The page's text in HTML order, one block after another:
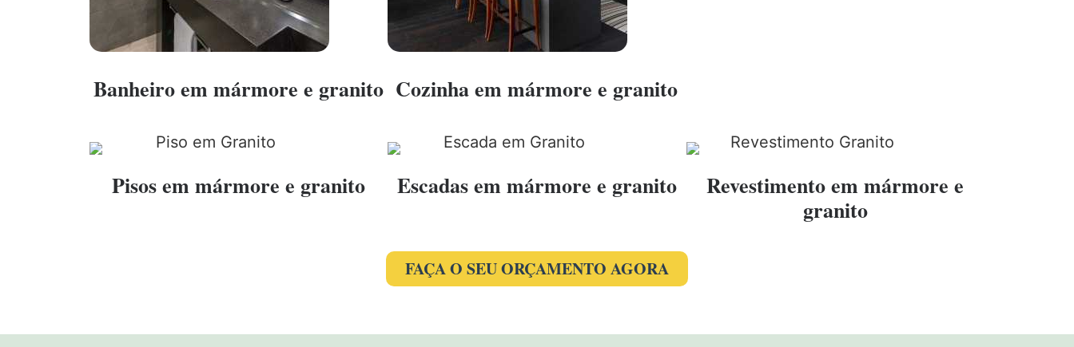
Banheiro em mármore e granito Cozinha em mármore e granito
Pisos em mármore e granito Escadas em mármore e granito
Revestimento em mármore e
granito
FAÇA O SEU ORÇAMENTO AGORA